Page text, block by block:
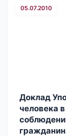
05.07.2010
Доклад
человека